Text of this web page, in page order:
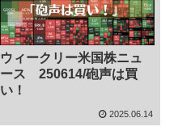
ウィークリー米国株ニュ
ース 250614/砲声は買
い！
2025.06.14